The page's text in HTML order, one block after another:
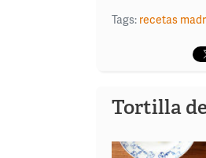
Tags: recetas
Tortilla